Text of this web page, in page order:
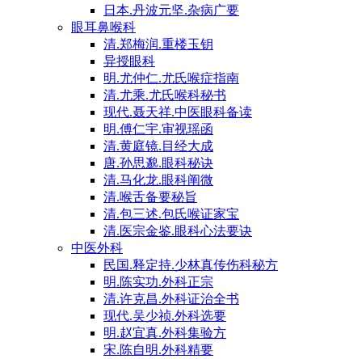
日本.丹波元坚.杂病广要
眼耳鼻喉科
清.郑梅润.重楼玉钥
异授眼科
明.尤仲仁.尤氏喉症指南
清.尤乘.尤氏喉科秘书
现代.聂天祥.中医眼科备读
明.傅仁宇.审视瑶函
清.黄庭镜.目经大成
唐.孙思邈.眼科秘诀
清.马化龙.眼科阐微
清.喉舌备要秘旨
清.包三述.包氏喉证家宝
清.医宗金鉴.眼科心法要诀
中医外科
民国.释定持.少林真传伤科秘方
明.陈实功.外科正宗
清.许克昌.外科证治全书
现代.吴少祯.外科选要
明.赵宜真.外科集验方
宋.陈自明.外科精要